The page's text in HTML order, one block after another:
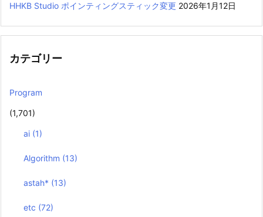
HHKB Studio ポインティングスティック変更 2026年1月12日
カテゴリー
Program
(1,701)
ai (1)
Algorithm (13)
astah* (13)
etc (72)